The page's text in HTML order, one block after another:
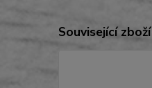
Související zboží